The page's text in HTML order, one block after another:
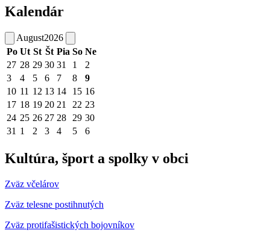
Kalendár
August2026
Po Ut St Št Pia So Ne
27 28 29 30 31 1
2
3
4 5 6 7 8
9
10 11 12 13 14 15 16
17 18 19 20 21 22 23
24 25 26 27 28 29 30
31 1 2 3 4 5 6
Kultúra, šport a spolky v obci
Zväz včelárov
Zväz telesne postihnutých
Zväz protifašistických bojovníkov